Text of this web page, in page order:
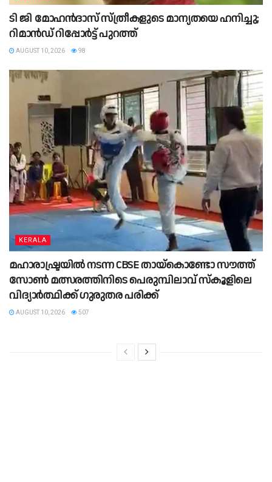
ടി ജി മോഹൻദാസ് സ്ത്രീകളുടെ മാന്യതയെ ഹനിച്ചു;
റിമാൻഡ് റിപ്പോർട്ട് പുറത്ത്
AUGUST 10, 2026 98
KERALA
മഹാരാഷ്ട്രയിൽ നടന്ന CBSE തായ്കൊണ്ടോ സൗത്ത്
സോൺ മത്സരത്തിനിടെ പെരുമ്പിലാവ് സ്കൂളിലെ
വിദ്യാർത്ഥിക്ക് ഗുരുതര പരിക്ക്
AUGUST 10, 2026 507